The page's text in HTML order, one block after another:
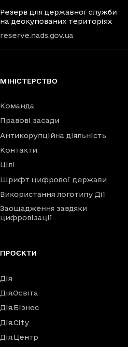
Резерв для державної служби
на деокупованих територіях
reserve.nads.gov.ua
МІНІСТЕРСТВО
Команда
Правові засади
Антикорупційна діяльність
Контакти
Цілі
Шрифт цифрової держави
Використання логотипу Дії
Заощадження завдяки
цифровізації
ПРОЄКТИ
Дія
Дія.Освіта
Дія.Бізнес
Дія.City
Дія.Центр